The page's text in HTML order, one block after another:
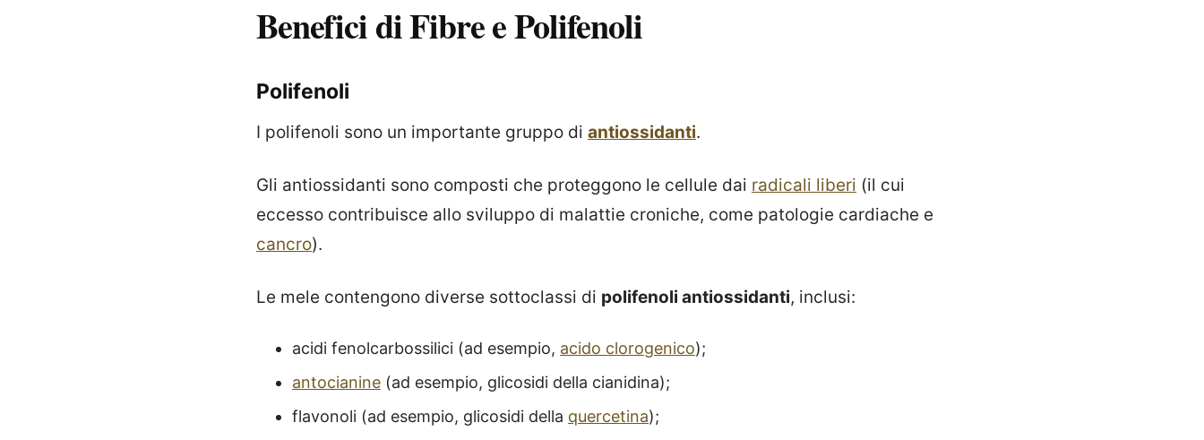
Benefici di Fibre e Polifenoli
Polifenoli
I polifenoli sono un importante gruppo di antiossidanti.
Gli antiossidanti sono composti che proteggono le cellule dai radicali liberi (il cui
eccesso contribuisce allo sviluppo di malattie croniche, come patologie cardiache e
cancro).
Le mele contengono diverse sottoclassi di polifenoli antiossidanti, inclusi:
acidi fenolcarbossilici (ad esempio, acido clorogenico);
antocianine (ad esempio, glicosidi della cianidina);
flavonoli (ad esempio, glicosidi della quercetina);